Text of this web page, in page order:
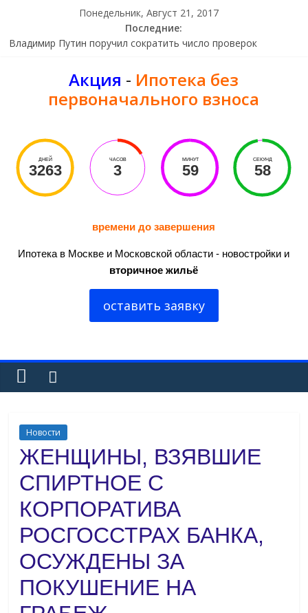
Понедельник, Август 21, 2017
Последние:
РНКБ предлагает открыть вклад «Клик в десятку»
Владимир Путин поручил сократить число проверок
Bloomberg узнал об утверждении ЦБ финансирования для
Ликсутов рассказал о возможности получить скидку в кафе
В Испании обезвредили совершившую теракты группировку
Акция - Ипотека без
первоначального взноса
ДНЕЙ
3263
ЧАСОВ
3
МИНУТ
59
СЕКУНД
58
времени до завершения
Ипотека в Москве и Московской области - новостройки и
вторичное жильё
оставить заявку
Новости
ЖЕНЩИНЫ, ВЗЯВШИЕ
СПИРТНОЕ С
КОРПОРАТИВА
РОСГОССТРАХ БАНКА,
ОСУЖДЕНЫ ЗА
ПОКУШЕНИЕ НА